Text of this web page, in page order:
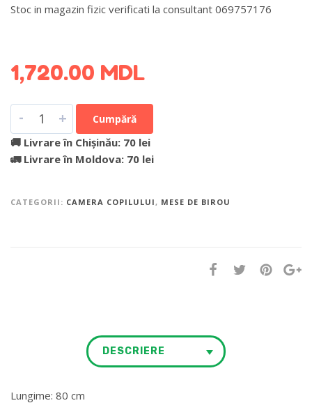
Stoc in magazin fizic verificati la consultant 069757176
1,720.00 MDL
- + Cumpără
🚚 Livrare în Chișinău: 70 lei
🚛 Livrare în Moldova: 70 lei
CATEGORII: CAMERA COPILULUI , MESE DE BIROU
DESCRIERE
Lungime: 80 cm